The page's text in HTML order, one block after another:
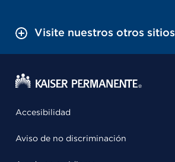
Visite nuestros otros sitios
Accesibilidad
Aviso de no discriminación